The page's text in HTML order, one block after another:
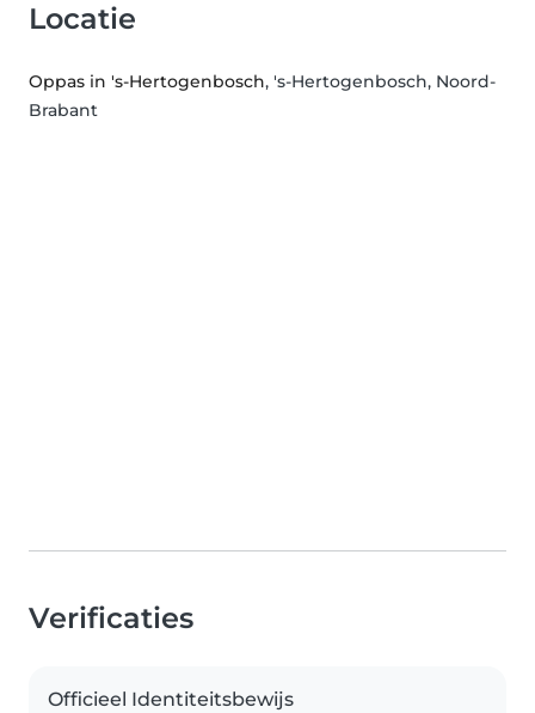
Locatie
Oppas in 's-Hertogenbosch, 's-Hertogenbosch, Noord-
Brabant
Verificaties
Officieel Identiteitsbewijs